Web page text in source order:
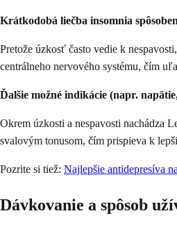
Krátkodobá liečba insomnia
Pretože úzkosť často vedie k
centrálneho nervového systému, čím
Ďalšie možné indikácie (napr.
Okrem úzkosti a nespavosti nachádza
svalovým tonusom, čím prispieva k
Pozrite si tiež: Najlepšie antidepresíva
Dávkovanie a spôsob